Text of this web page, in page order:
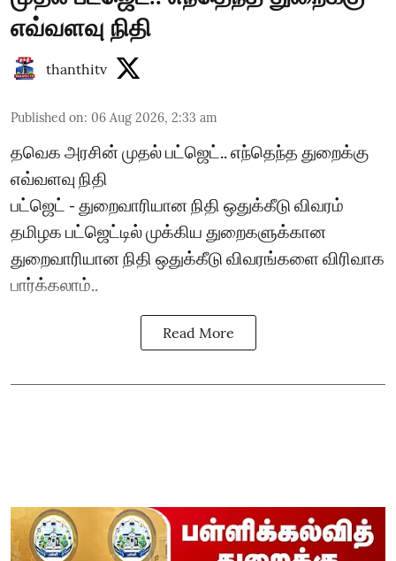
எவ்வளவு நிதி
thanthitv
Published on: 06 Aug 2026, 2:33 am
தவெக அரசின் முதல் பட்ஜெட்.. எந்தெந்த துறைக்கு
எவ்வளவு நிதி
பட்ஜெட் - துறைவாரியான நிதி ஒதுக்கீடு விவரம்
தமிழக பட்ஜெட்டில் முக்கிய துறைகளுக்கான
துறைவாரியான நிதி ஒதுக்கீடு விவரங்களை விரிவாக
பார்க்கலாம்..
Read More